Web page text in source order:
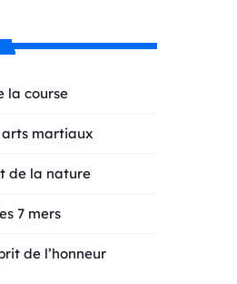
la course
arts martiaux
de la nature
7 mers
de l’honneur